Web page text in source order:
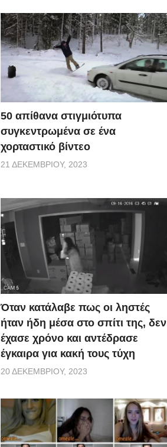
50 απίθανα στιγμιότυπα
συγκεντρωμένα σε ένα
χορταστικό βίντεο
21 ΔΕΚΕΜΒΡΊΟΥ, 2023
Όταν κατάλαβε πως οι ληστές
ήταν ήδη μέσα στο σπίτι της, δεν
έχασε χρόνο και αντέδρασε
έγκαιρα για κακή τους τύχη
20 ΔΕΚΕΜΒΡΊΟΥ, 2023